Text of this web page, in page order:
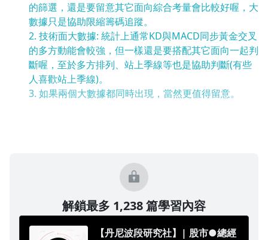
的篩選，還是要留意其它面向綜合考量會比較好喔，大
數據只是協助限縮籌碼追蹤。
2. 技術面大數據: 統計上通常KD與MACD同步黃金交叉
的多方動能會較強，但一樣還是要搭配其它面向一起判
斷喔，至於多方排列、站上季線等也是協助判斷(有些
人喜歡站上季線)。
3. 如果兩個大數據都同時出現，當然更值得留意。
解鎖最多 1,238 篇學習內容
【丹尼波段研究社】| 股市●總經